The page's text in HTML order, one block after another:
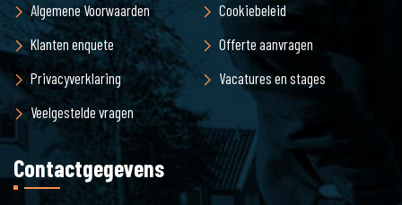
Algemene Voorwaarden
Cookiebeleid
Klanten enquete
Offerte aanvragen
Privacyverklaring
Vacatures en stages
Veelgestelde vragen
Contactgegevens